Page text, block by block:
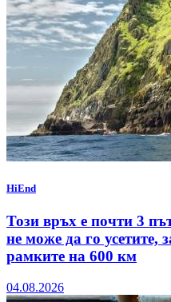
HiEnd
Този връх е почти 3
не може да го усетите,
рамките на 600 км
04.08.2026